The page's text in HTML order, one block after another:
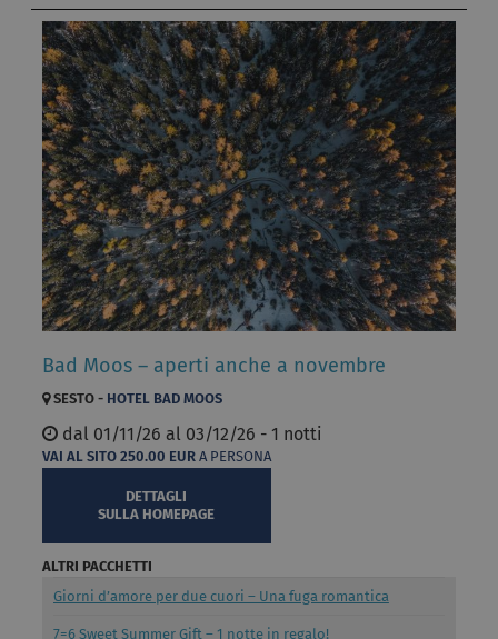
VAI AL SITO 250.00 EURA PERSONA
DETTAGLI
SULLA HOMEPAGE
Bad Moos – aperti anche a novembre
SESTO - HOTEL BAD MOOS
dal 01/11/26 al 03/12/26 - 1 notti
ALTRI PACCHETTI
Giorni d’amore per due cuori – Una fuga romantica
7=6 Sweet Summer Gift – 1 notte in regalo!